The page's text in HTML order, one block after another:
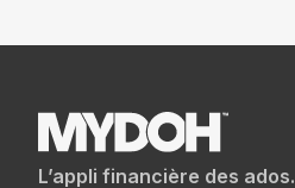
L’appli financière des ados.